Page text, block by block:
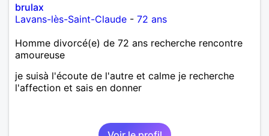
brulax
Lavans-lès-Saint-Claude - 72 ans
Homme divorcé(e) de 72 ans recherche rencontre
amoureuse
je suisà l'écoute de l'autre et calme je recherche
l'affection et sais en donner